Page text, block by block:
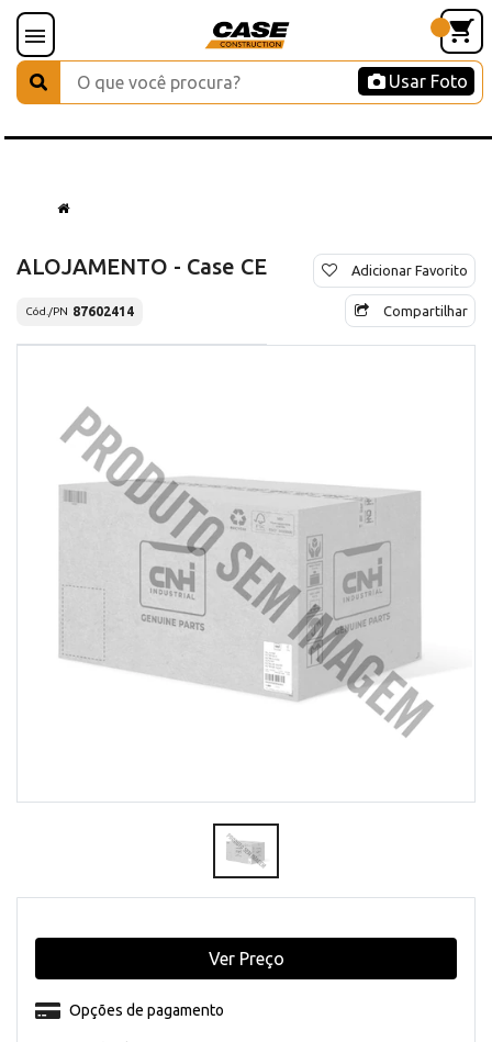
Usar Foto
ALOJAMENTO - Case CE
Cód./PN 87602414
Adicionar Favorito
Compartilhar
Opções de pagamento
Ver Preço